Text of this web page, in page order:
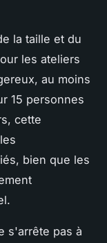
la taille et du
les ateliers
au moins
15 personnes
cette
bien que les
s'arrête pas à